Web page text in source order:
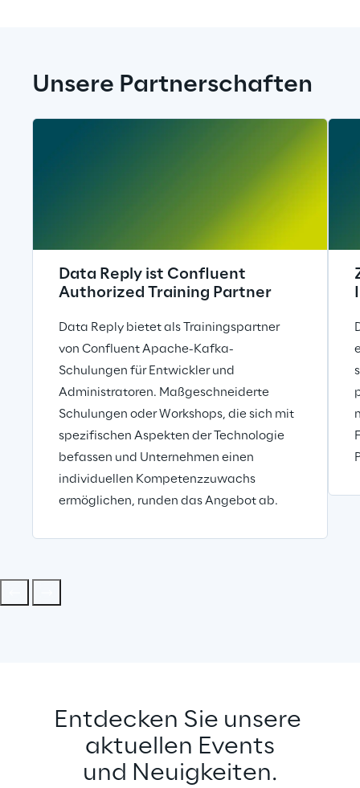
Unsere Partnerschaften
Data Reply ist Confluent
Authorized Training Partner
Data Reply bietet als Trainingspartner
von Confluent Apache-Kafka-
Schulungen für Entwickler und
Administratoren. Maßgeschneiderte
Schulungen oder Workshops, die sich mit
spezifischen Aspekten der Technologie
befassen und Unternehmen einen
individuellen Kompetenzzuwachs
ermöglichen, runden das Angebot ab.
Entdecken Sie unsere
aktuellen Events
und Neuigkeiten.